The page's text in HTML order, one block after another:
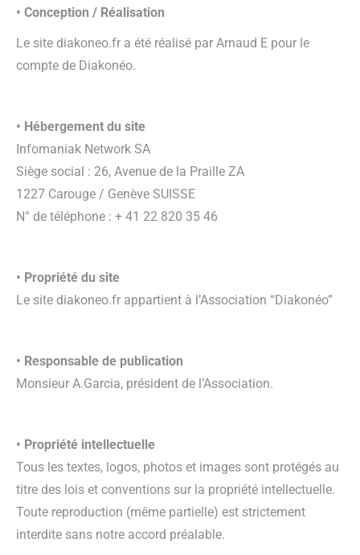
• Conception / Réalisation
Le site diakoneo.fr a été réalisé par Arnaud E pour le
compte de Diakonéo.
• Hébergement du site
Infomaniak Network SA
Siège social : 26, Avenue de la Praille ZA
1227 Carouge / Genève SUISSE
N° de téléphone : + 41 22 820 35 46
• Propriété du site
Le site diakoneo.fr appartient à l’Association “Diakonéo”
• Responsable de publication
Monsieur A.Garcia, président de l’Association.
• Propriété intellectuelle
Tous les textes, logos, photos et images sont protégés au
titre des lois et conventions sur la propriété intellectuelle.
Toute reproduction (même partielle) est strictement
interdite sans notre accord préalable.